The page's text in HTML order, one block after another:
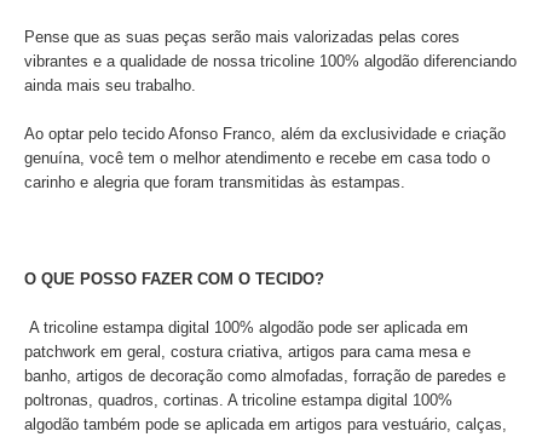
Pense que as suas peças serão mais valorizadas pelas cores
vibrantes e a qualidade de nossa tricoline 100% algodão diferenciando
ainda mais seu trabalho.
Ao optar pelo tecido Afonso Franco, além da exclusividade e criação
genuína, você tem o melhor atendimento e recebe em casa todo o
carinho e alegria que foram transmitidas às estampas.
O QUE POSSO FAZER COM O TECIDO?
A tricoline estampa digital 100% algodão pode ser aplicada em
patchwork em geral, costura criativa, artigos para cama mesa e
banho, artigos de decoração como almofadas, forração de paredes e
poltronas, quadros, cortinas. A tricoline estampa digital 100%
algodão também pode se aplicada em artigos para vestuário, calças,